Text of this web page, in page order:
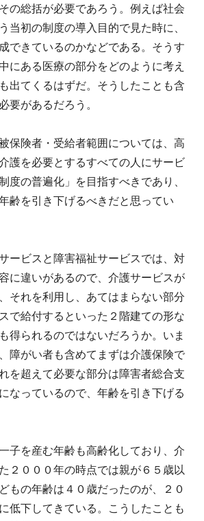
の総括が必要であろう。例えば社会
当初の制度の導入目的で見た時に、
できているのかなどである。そうす
にある医療の部分をどのように考え
出てくるはずだ。そうしたことも含
要があるだろう。
険者・受給者範囲については、高
護を必要とするすべての人にサービ
度の普遍化」を目指すべきであり、
齢を引き下げるべきだと思ってい
ービスと障害福祉サービスでは、対
に違いがあるので、介護サービスが
それを利用し、あてはまらない部分
で給付するといった２階建ての形な
得られるのではないだろうか。いま
障がい者も含めてまずは介護保険で
を超えて必要な部分は障害者総合支
なっているので、年齢を引き下げる
子を産む年齢も高齢化しており、介
２０００年の時点では親が６５歳以
もの年齢は４０歳だったのが、２０
低下してきている。こうしたことも